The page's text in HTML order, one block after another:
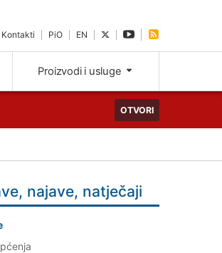
Kontakti PiO EN
Proizvodi i usluge
OTVORI
najave, natječaji